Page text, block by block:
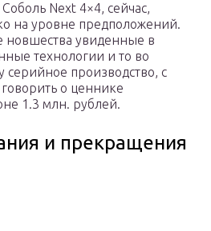
Next 4×4, сейчас,
на уровне предположений.
новшества увиденные в
технологии и то во
серийное производство, с
о ценнике
1.3 млн. рублей.
и прекращения